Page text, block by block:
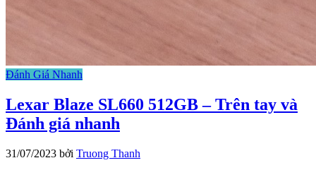
Đánh Giá Nhanh
Lexar Blaze SL660 512GB – Trên tay và
Đánh giá nhanh
31/07/2023 bởi Truong Thanh